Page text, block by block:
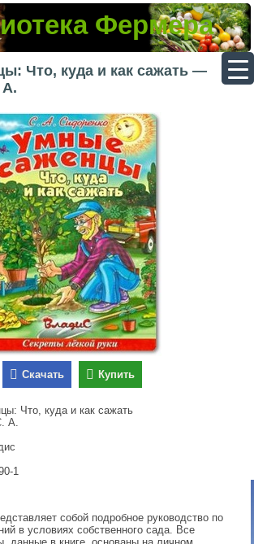
Фермера
Что, куда и как сажать —
А.
Скачать Купить
Что, куда и как сажать
А.
1
собой подробное руководство по
в условиях собственного сада. Все